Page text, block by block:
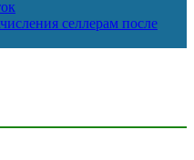
селлерам после